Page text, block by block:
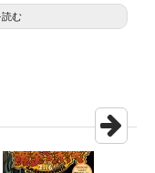
む